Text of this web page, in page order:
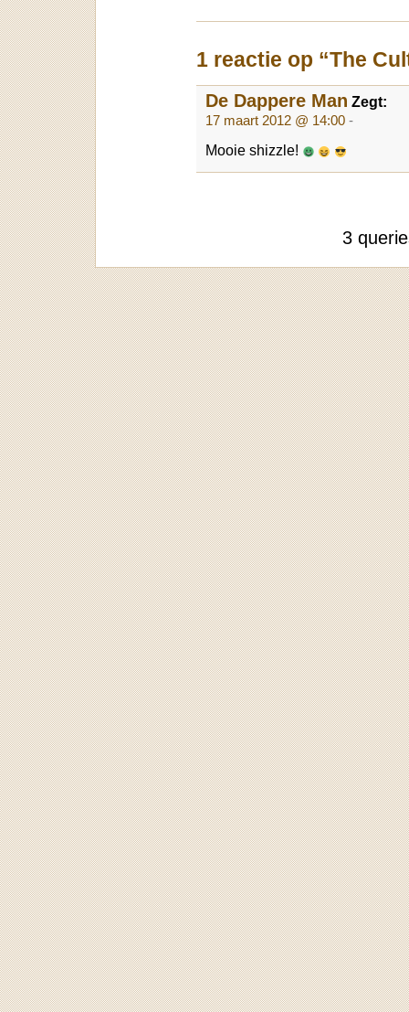
1 reactie op “The
De Dappere Man Zegt:
17 maart 2012 @ 14:00 -
Mooie shizzle!
3